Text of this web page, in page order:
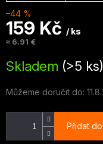
–44 %
159 Kč / ks
≈ 6.91 €
cena:
Skladem (>5 ks)
Můžeme doručit do:
Přidat